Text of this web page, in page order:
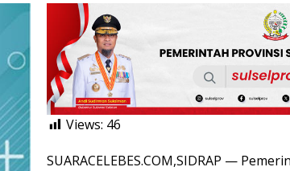
Views: 46
SUARACELEBES.COM,SIDRAP —